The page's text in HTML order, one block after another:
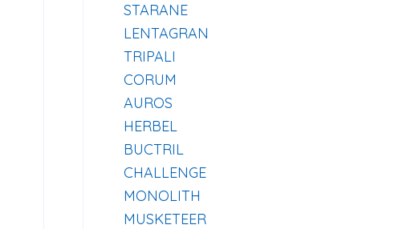
STARANE
LENTAGRAN
TRIPALI
CORUM
AUROS
HERBEL
BUCTRIL
CHALLENGE
MONOLITH
MUSKETEER